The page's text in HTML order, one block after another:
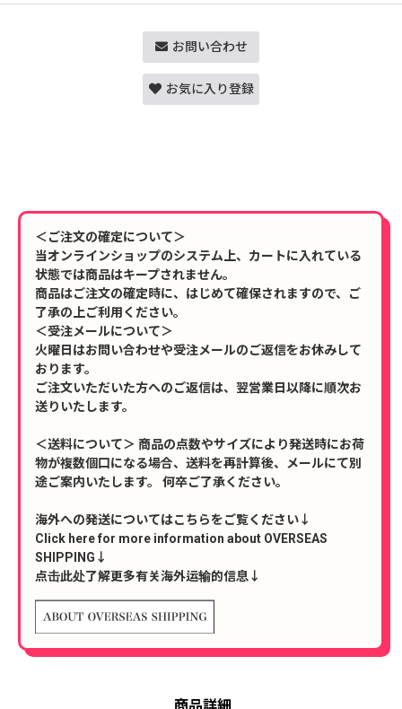
お問い合わせ
お気に入り登録
＜ご注文の確定について＞
当オンラインショップのシステム上、カートに入れている
状態では商品はキープされません。
商品はご注文の確定時に、はじめて確保されますので、ご
了承の上ご利用ください。
＜受注メールについて＞
火曜日はお問い合わせや受注メールのご返信をお休みして
おります。
ご注文いただいた方へのご返信は、翌営業日以降に順次お
送りいたします。
＜送料について＞ 商品の点数やサイズにより発送時にお荷
物が複数個口になる場合、送料を再計算後、メールにて別
途ご案内いたします。 何卒ご了承ください。
海外への発送についてはこちらをご覧ください↓
Click here for more information about OVERSEAS
SHIPPING↓
点击此处了解更多有关海外运输的信息↓
商品詳細